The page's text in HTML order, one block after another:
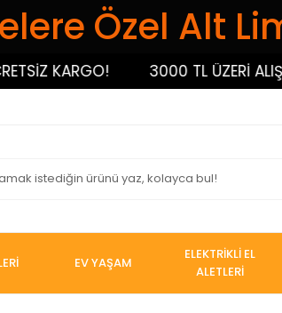
Özel Alt
KARGO! 3000 TL ÜZERİ
EV YAŞAM
ELEKTRİKLİ EL
ALETLERİ